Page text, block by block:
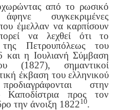
από το ρωσικό
άφηνε συγκεκριμένες
έμελλαν να καρπίσουν
να λεχθεί ότι το
Πετρουπόλεως του
και η Ιουλιανή Σύμβαση
(1827), σημαντικοί
έκβαση του ελληνικού
στην
Καποδίστρια προς τον
την άνοιξη 182210.